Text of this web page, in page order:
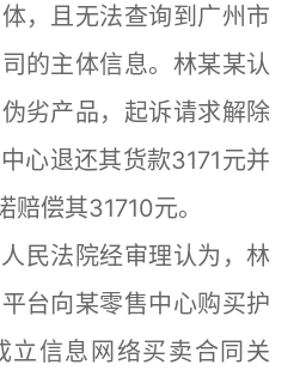
，且无法查询到广州市
的主体信息。林某某认
劣产品，起诉请求解除
心退还其货款3171元并
赔偿其31710元。
法院经审理认为，林
台向某零售中心购买护
立信息网络买卖合同关